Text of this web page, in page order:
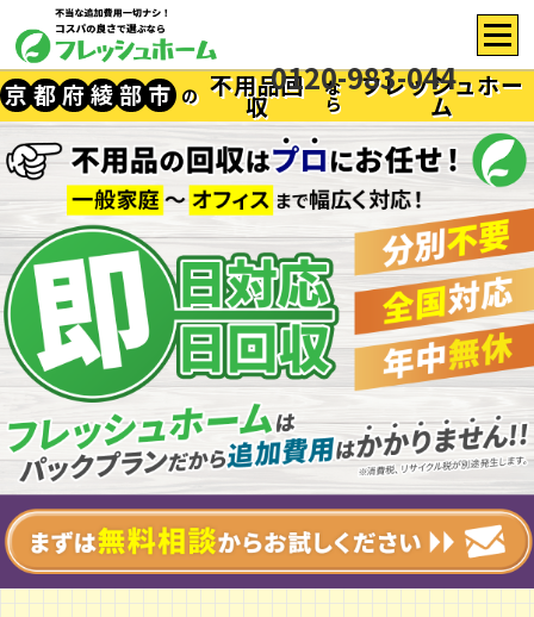
0120-983-044
京都府綾部市 の 不用品回
収
な
ら
フレッシュホー
ム